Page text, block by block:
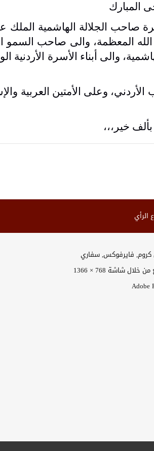
المبارك
الجلالة الهاشمية الملك
الله المعظمة، والى صاحب السمو
والى أبناء الأسرة الأردنية
وعلى الأمتين العربية
خير،،،
الرأي
شاشة 768 × 1366